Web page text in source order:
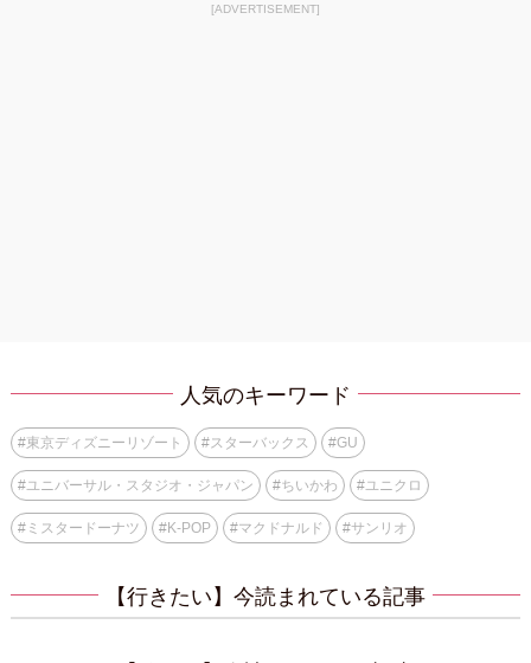
[ADVERTISEMENT]
人気のキーワード
#東京ディズニーリゾート #スターバックス #GU
#ユニバーサル・スタジオ・ジャパン #ちいかわ #ユニクロ
#ミスタードーナツ #K-POP #マクドナルド #サンリオ
【行きたい】今読まれている記事